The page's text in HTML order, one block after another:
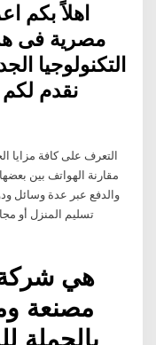
اهلاً بكم
مصرية فى
التكنولوجيا
والدفع عبر عدة وسائل
تسليم المنزل أو
مصنعة
بالجملة